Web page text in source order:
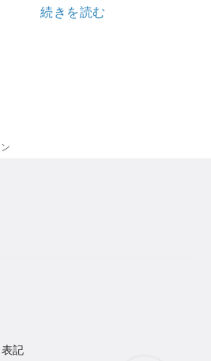
続きを読む
記